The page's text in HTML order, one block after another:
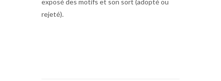
exposé des motifs et son sort (adopté ou
rejeté).